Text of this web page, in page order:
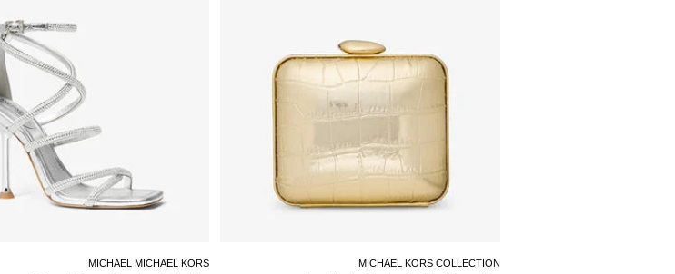
MICHAEL MICHAEL KORS MICHAEL KORS COLLECTION